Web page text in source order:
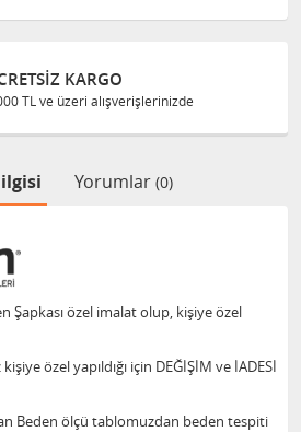
Yorumlar (0)
Şapkası özel imalat olup, kişiye özel
özel yapıldığı için DEĞİŞİM ve İADESİ
Beden ölçü tablomuzdan beden tespiti